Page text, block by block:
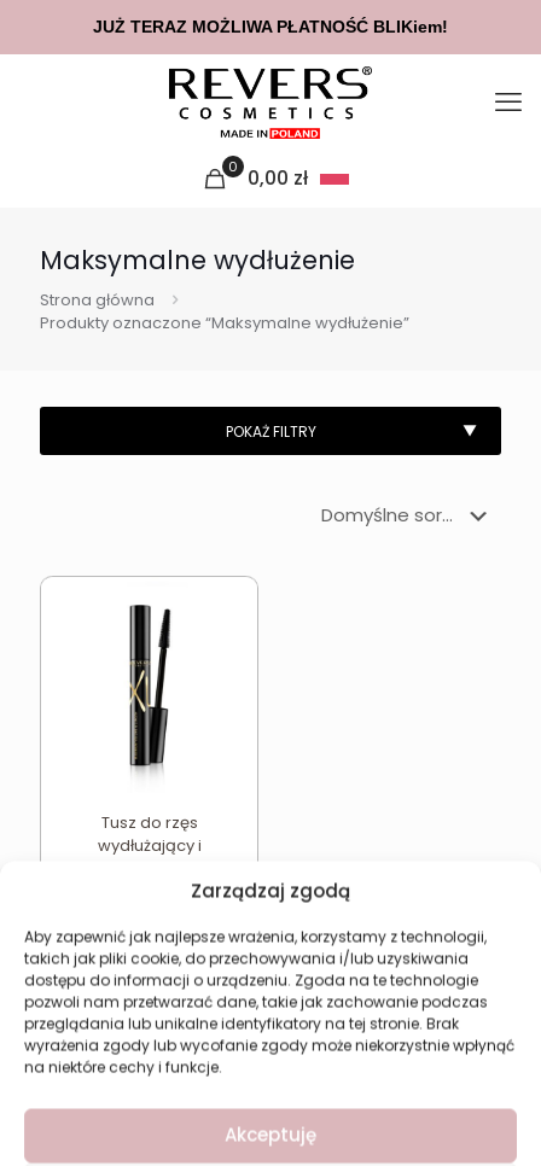
Zarządzaj zgodą
Aby zapewnić jak najlepsze wrażenia, korzystamy z technologii,
takich jak pliki cookie, do przechowywania i/lub uzyskiwania
dostępu do informacji o urządzeniu. Zgoda na te technologie
pozwoli nam przetwarzać dane, takie jak zachowanie podczas
przeglądania lub unikalne identyfikatory na tej stronie. Brak
wyrażenia zgody lub wycofanie zgody może niekorzystnie wpłynąć
na niektóre cechy i funkcje.
Akceptuję
0 0,00 zł
Maksymalne wydłużenie
Strona główna
Produkty oznaczone “Maksymalne wydłużenie”
Tusz do rzęs
wydłużający i
Dodaj do koszyka
Revers Cosmetics
JUŻ TERAZ MOŻLIWA PŁATNOŚĆ BLIKiem!